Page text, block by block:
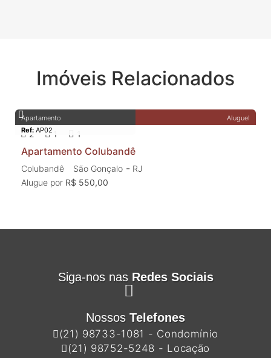
Imóveis Relacionados
Aluguel
Apartamento
Ref: AP02
2 1 1
Apartamento Colubandê
Colubandê São Gonçalo - RJ
Alugue por R$ 550,00
Siga-nos nas Redes Sociais
Nossos Telefones
(21) 98733-1081 - Condomínio
(21) 98752-5248 - Locação